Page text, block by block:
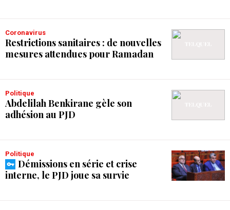
Coronavirus
Restrictions sanitaires : de nouvelles
mesures attendues pour Ramadan
Politique
Abdelilah Benkirane gèle son
adhésion au PJD
Politique
Démissions en série et crise
interne, le PJD joue sa survie